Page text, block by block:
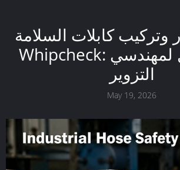
وتركيب كابلات السلامة
Whipcheck: دليل كامل لمهندسي
التزوير
May 19, 2026